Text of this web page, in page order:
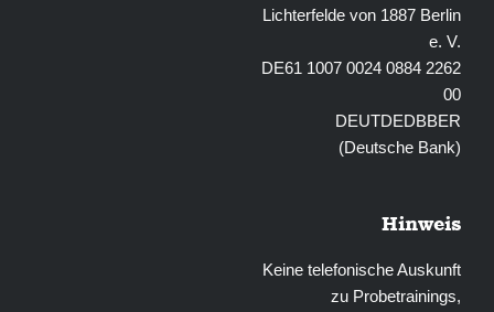
Lichterfelde von 1887 Berlin
e. V.
DE61 1007 0024 0884 2262
00
DEUTDEDBBER
(Deutsche Bank)
Hinweis
Keine telefonische Auskunft
zu Probetrainings,